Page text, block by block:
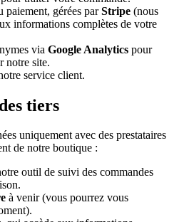
paiement, gérées parStripe (nous
informations complètes de votre
via Google Analytics pour
notre site.
service client.
tiers
uniquement avec des prestataires
de notre boutique :
outil de suivi des commandes
à venir (vous pourrez vous